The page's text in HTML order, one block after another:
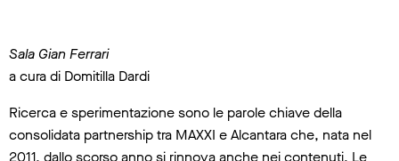
Sala Gian Ferrari
a cura di Domitilla Dardi
Ricerca e sperimentazione sono le parole chiave della
consolidata partnership tra MAXXI e Alcantara che, nata nel
2011, dallo scorso anno si rinnova anche nei contenuti. Le